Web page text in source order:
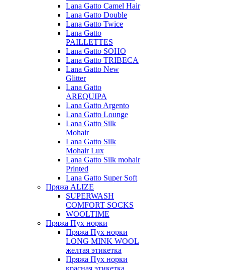
Lana Gatto Camel Hair
Lana Gatto Double
Lana Gatto Twice
Lana Gatto
PAILLETTES
Lana Gatto SOHO
Lana Gatto TRIBECA
Lana Gatto New
Glitter
Lana Gatto
AREQUIPA
Lana Gatto Argento
Lana Gatto Lounge
Lana Gatto Silk
Mohair
Lana Gatto Silk
Mohair Lux
Lana Gatto Silk mohair
Printed
Lana Gatto Super Soft
Пряжа ALIZE
SUPERWASH
COMFORT SOCKS
WOOLTIME
Пряжа Пух норки
Пряжа Пух норки
LONG MINK WOOL
желтая этикетка
Пряжа Пух норки
красная этикетка